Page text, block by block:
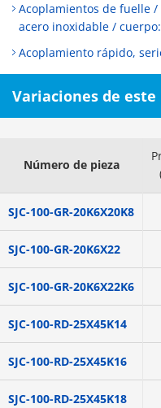
Acoplamientos de fuelle
acero inoxidable /
Acoplamiento rápido,
Variaciones de
Número de pieza
SJC-100-GR-20K6X20K8
SJC-100-GR-20K6X22
SJC-100-GR-20K6X22K6
SJC-100-RD-25X45K14
SJC-100-RD-25X45K16
SJC-100-RD-25X45K18